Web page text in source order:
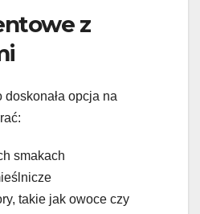
z
doskonała opcja na
smakach
takie jak owoce czy